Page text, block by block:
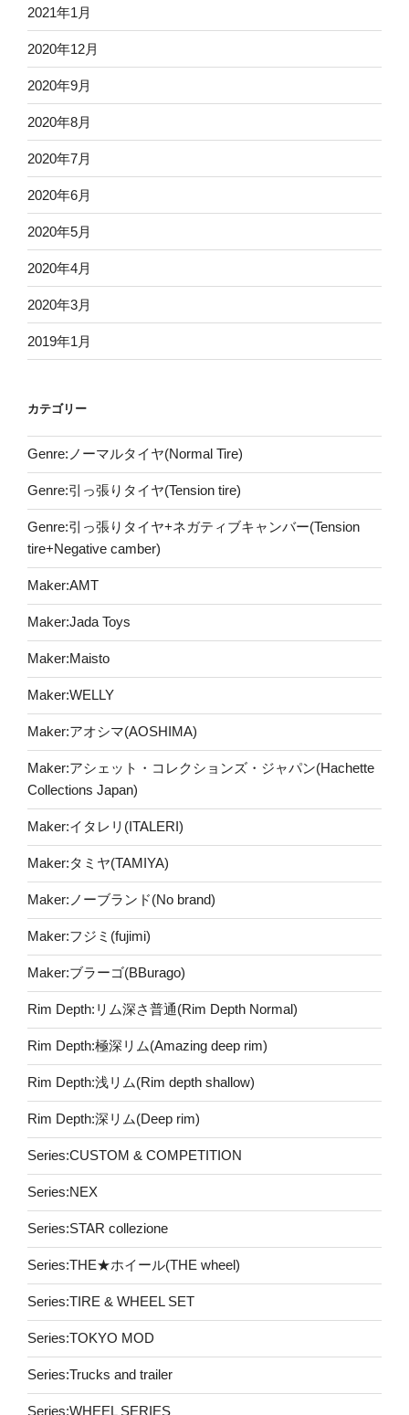
2021年1月
2020年12月
2020年9月
2020年8月
2020年7月
2020年6月
2020年5月
2020年4月
2020年3月
2019年1月
カテゴリー
Genre:ノーマルタイヤ(Normal Tire)
Genre:引っ張りタイヤ(Tension tire)
Genre:引っ張りタイヤ+ネガティブキャンバー(Tension
tire+Negative camber)
Maker:AMT
Maker:Jada Toys
Maker:Maisto
Maker:WELLY
Maker:アオシマ(AOSHIMA)
Maker:アシェット・コレクションズ・ジャパン(Hachette
Collections Japan)
Maker:イタレリ(ITALERI)
Maker:タミヤ(TAMIYA)
Maker:ノーブランド(No brand)
Maker:フジミ(fujimi)
Maker:ブラーゴ(BBurago)
Rim Depth:リム深さ普通(Rim Depth Normal)
Rim Depth:極深リム(Amazing deep rim)
Rim Depth:浅リム(Rim depth shallow)
Rim Depth:深リム(Deep rim)
Series:CUSTOM & COMPETITION
Series:NEX
Series:STAR collezione
Series:THE★ホイール(THE wheel)
Series:TIRE & WHEEL SET
Series:TOKYO MOD
Series:Trucks and trailer
Series:WHEEL SERIES